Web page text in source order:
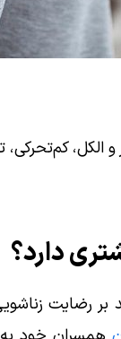
و الکل،
دارد؟
بر رضایت